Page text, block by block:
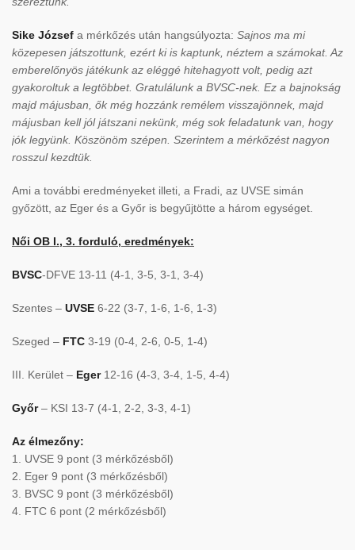
Sike József a mérkőzés után hangsúlyozta: Sajnos ma mi
közepesen játszottunk, ezért ki is kaptunk, néztem a számokat. Az
emberelőnyös játékunk az eléggé hitehagyott volt, pedig azt
gyakoroltuk a legtöbbet. Gratulálunk a BVSC-nek. Ez a bajnokság
majd májusban, ők még hozzánk remélem visszajönnek, majd
májusban kell jól játszani nekünk, még sok feladatunk van, hogy
jók legyünk. Köszönöm szépen. Szerintem a mérkőzést nagyon
rosszul kezdtük.
Ami a további eredményeket illeti, a Fradi, az UVSE simán
győzött, az Eger és a Győr is begyűjtötte a három egységet.
Női OB I., 3. forduló, eredmények:
BVSC-DFVE 13-11 (4-1, 3-5, 3-1, 3-4)
Szentes – UVSE 6-22 (3-7, 1-6, 1-6, 1-3)
Szeged – FTC 3-19 (0-4, 2-6, 0-5, 1-4)
III. Kerület – Eger12-16 (4-3, 3-4, 1-5, 4-4)
Győr– KSI 13-7 (4-1, 2-2, 3-3, 4-1)
Az élmezőny:
1. UVSE 9 pont (3 mérkőzésből)
2. Eger 9 pont (3 mérkőzésből)
3. BVSC 9 pont (3 mérkőzésből)
4. FTC 6 pont (2 mérkőzésből)